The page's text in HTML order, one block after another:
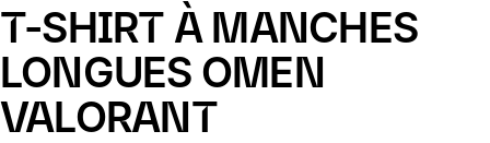
T-SHIRT À MANCHES
LONGUES OMEN
VALORANT